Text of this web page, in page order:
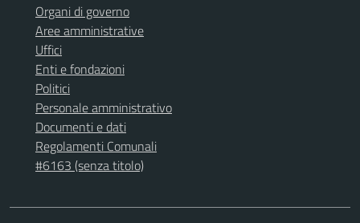
Organi di governo
Aree amministrative
Uffici
Enti e fondazioni
Politici
Personale amministrativo
Documenti e dati
Regolamenti Comunali
#6163 (senza titolo)